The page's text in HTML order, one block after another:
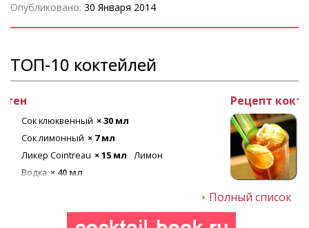
Опубликовано: 30 Января 2014
ТОП-10 коктейлей
Рецепт коктейля Лонг Айленд
Текила × 20 мл
× 20 мл
Ликер апельсиновый
Лед
Кола × 80 мл Джин Водка × 20 мл
Полный список